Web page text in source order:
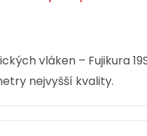
315GY-
Vysoce
LSOH plášť.
vláken – Fujikura
nejvyšší kvality.